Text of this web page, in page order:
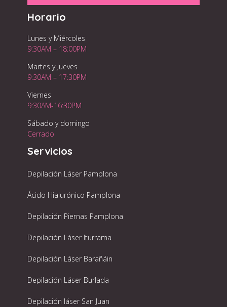
Horario
Lunes y Miércoles
9:30AM – 18:00PM
Martes y Jueves
9:30AM – 17:30PM
Viernes
9:30AM-16:30PM
Sábado y domingo
Cerrado
Servicios
Depilación Láser Pamplona
Ácido Hialurónico Pamplona
Depilación Piernas Pamplona
Depilación Láser Iturrama
Depilación Láser Barañáin
Depilación Láser Burlada
Depilación láser San Juan